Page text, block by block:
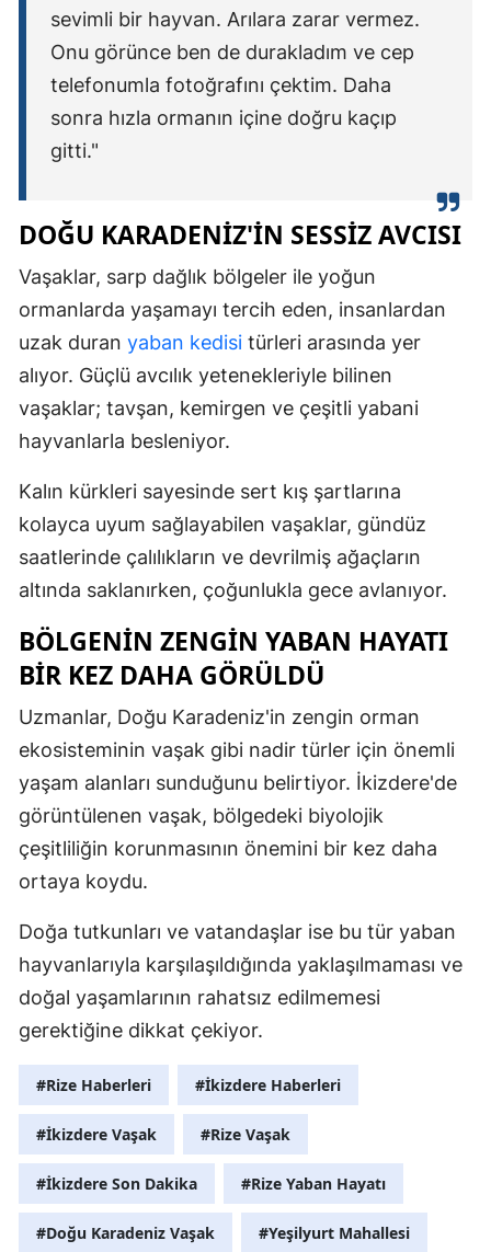
sevimli bir hayvan. Arılara zarar vermez.
Onu görünce ben de durakladım ve cep
telefonumla fotoğrafını çektim. Daha
sonra hızla ormanın içine doğru kaçıp
gitti."
DOĞU KARADENIZ'IN SESSIZ AVCISI
Vaşaklar, sarp dağlık bölgeler ile yoğun
ormanlarda yaşamayı tercih eden, insanlardan
uzak duran yaban kedisi türleri arasında yer
alıyor. Güçlü avcılık yetenekleriyle bilinen
vaşaklar; tavşan, kemirgen ve çeşitli yabani
hayvanlarla besleniyor.
Kalın kürkleri sayesinde sert kış şartlarına
kolayca uyum sağlayabilen vaşaklar, gündüz
saatlerinde çalılıkların ve devrilmiş ağaçların
altında saklanırken, çoğunlukla gece avlanıyor.
BÖLGENIN ZENGIN YABAN HAYATI
BIR KEZ DAHA GÖRÜLDÜ
Uzmanlar, Doğu Karadeniz'in zengin orman
ekosisteminin vaşak gibi nadir türler için önemli
yaşam alanları sunduğunu belirtiyor. İkizdere'de
görüntülenen vaşak, bölgedeki biyolojik
çeşitliliğin korunmasının önemini bir kez daha
ortaya koydu.
Doğa tutkunları ve vatandaşlar ise bu tür yaban
hayvanlarıyla karşılaşıldığında yaklaşılmaması ve
doğal yaşamlarının rahatsız edilmemesi
gerektiğine dikkat çekiyor.
#Rize Haberleri #İkizdere Haberleri
#İkizdere Vaşak #Rize Vaşak
#İkizdere Son Dakika #Rize Yaban Hayatı
#Doğu Karadeniz Vaşak #Yeşilyurt Mahallesi